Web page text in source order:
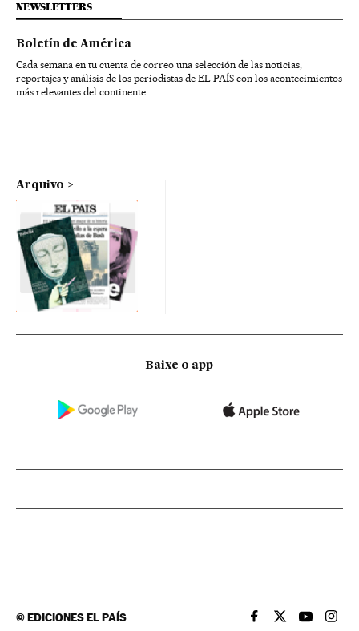
NEWSLETTERS
Boletín de América
Cada semana en tu cuenta de correo una selección de las noticias,
reportajes y análisis de los periodistas de EL PAÍS con los acontecimientos
más relevantes del continente.
Arquivo
Baixe o app
©EDICIONES EL PAÍS EL PAÍS BRASIL EN
EL PAÍSEL PAÍS
EL